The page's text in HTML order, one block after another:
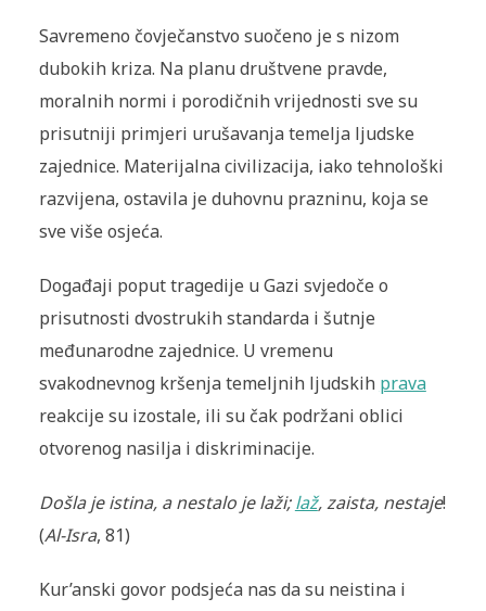
Savremeno čovječanstvo suočeno je s nizom
dubokih kriza. Na planu društvene pravde,
moralnih normi i porodičnih vrijednosti sve su
prisutniji primjeri urušavanja temelja ljudske
zajednice. Materijalna civilizacija, iako tehnološki
razvijena, ostavila je duhovnu prazninu, koja se
sve više osjeća.
Događaji poput tragedije u Gazi svjedoče o
prisutnosti dvostrukih standarda i šutnje
međunarodne zajednice. U vremenu
svakodnevnog kršenja temeljnih ljudskih prava
reakcije su izostale, ili su čak podržani oblici
otvorenog nasilja i diskriminacije.
Došla je istina, a nestalo je laži;laž, zaista, nestaje!
(Al-Isra, 81)
Kur’anski govor podsjeća nas da su neistina i